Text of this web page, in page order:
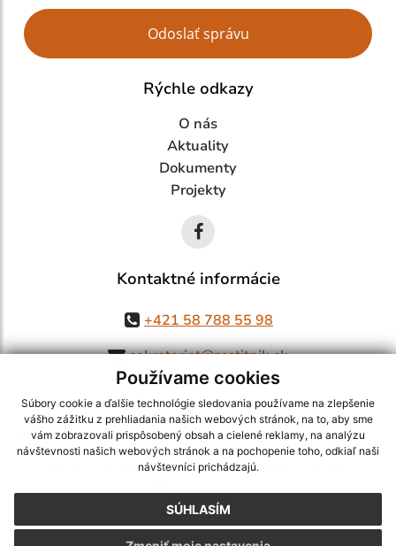
Používame cookies
Súbory cookie a ďalšie technológie sledovania používame na zlepšenie
vášho zážitku z prehliadania našich webových stránok, na to, aby sme
vám zobrazovali prispôsobený obsah a cielené reklamy, na analýzu
návštevnosti našich webových stránok a na pochopenie toho, odkiaľ naši
návštevníci prichádzajú.
SÚHLASÍM
Google reCaptcha Response
Odoslať správu
Rýchle odkazy
O nás
Aktuality
Dokumenty
Projekty
Kontaktné informácie
+421 58 788 55 98
sekretariat@zsstitnik.sk
využite možnosť získavania aktuálnych informácií s využitím RSS
CMS systém (redakčný) systém ECHELON 2,Mapa stránok,web portál
webex.digital, s.r.o.,domény,registrácia domény
Posledná aktualizácia:27.07.2026